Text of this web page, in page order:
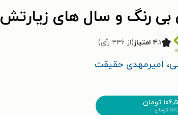
بی رنگ و سال های زیارتش
۴.۱ امتیاز (از ۴۴۶ رأی)
، امیرمهدی حقیقت
تومان
تومان